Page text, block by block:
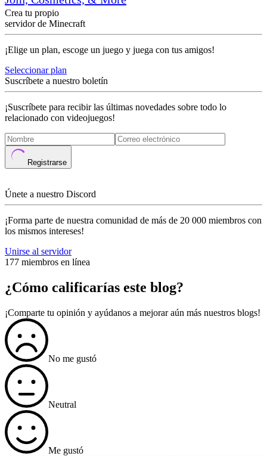
Crea tu propio
servidor de Minecraft
¡Elige un plan, escoge un juego y juega con tus amigos!
Seleccionar plan
Suscríbete a nuestro boletín
¡Suscríbete para recibir las últimas novedades sobre todo lo
relacionado con videojuegos!
Registrarse
Únete a nuestro Discord
¡Forma parte de nuestra comunidad de más de 20 000 miembros con
los mismos intereses!
Unirse al servidor
177 miembros en línea
¿Cómo calificarías este blog?
¡Comparte tu opinión y ayúdanos a mejorar aún más nuestros blogs!
No me gustó
Neutral
Me gustó